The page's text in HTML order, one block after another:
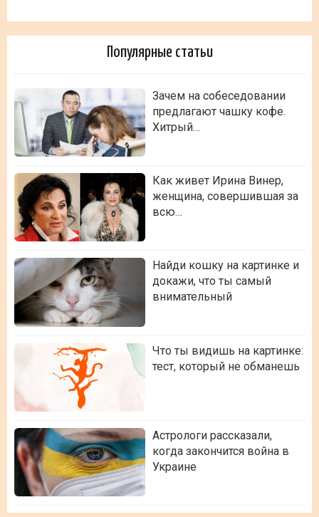
Популярные статьи
Зачем на собеседовании
предлагают чашку кофе.
Хитрый…
Как живет Ирина Винер,
женщина, совершившая за
всю…
Найди кошку на картинке и
докажи, что ты самый
внимательный
Что ты видишь на картинке:
тест, который не обманешь
Астрологи рассказали,
когда закончится война в
Украине